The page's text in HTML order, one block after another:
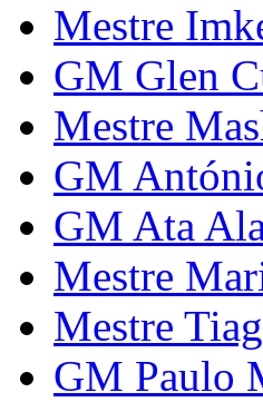
Mestre
GM Glen
Mestre
GM
GM Ata
Mestre
Mestre
GM Paulo